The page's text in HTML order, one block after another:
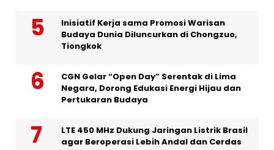
Inisiatif Kerja sama Promosi Warisan
Budaya Dunia Diluncurkan di Chongzuo,
Tiongkok
CGN Gelar “Open Day” Serentak di Lima
Negara, Dorong Edukasi Energi Hijau dan
Pertukaran Budaya
LTE 450 MHz Dukung Jaringan Listrik Brasil
agar Beroperasi Lebih Andal dan Cerdas